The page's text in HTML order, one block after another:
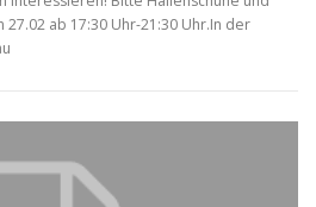
ab 17:30 Uhr-21:30 Uhr.In der